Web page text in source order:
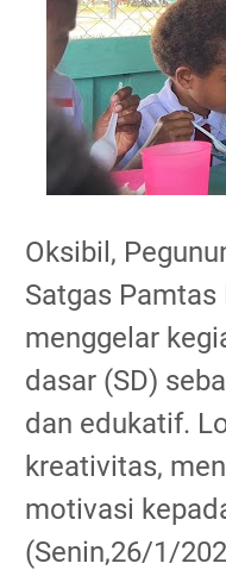
Oksibil,
Satgas Pamtas
menggelar
dasar (SD)
dan edukatif.
kreativitas,
motivasi
(Senin,26/1/